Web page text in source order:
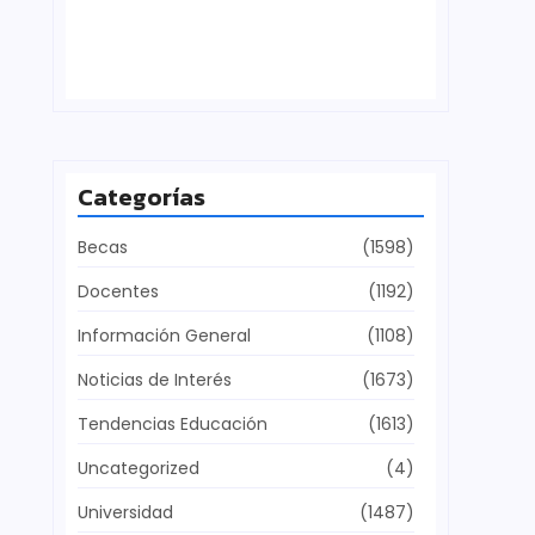
Categorías
Becas
(1598)
Docentes
(1192)
Información General
(1108)
Noticias de Interés
(1673)
Tendencias Educación
(1613)
Uncategorized
(4)
Universidad
(1487)